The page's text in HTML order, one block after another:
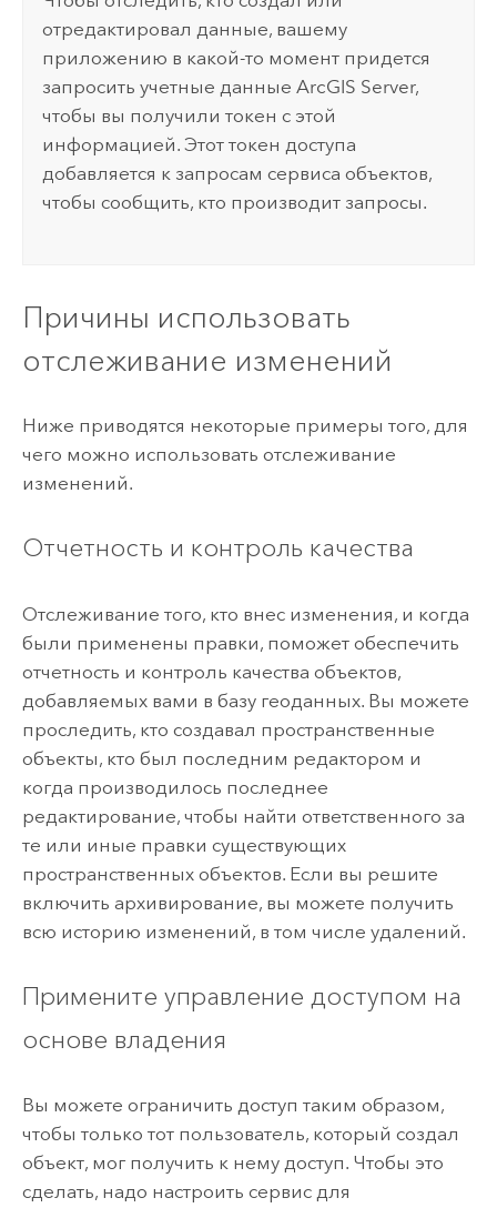
отредактировал данные, вашему
приложению в какой-то момент придется
запросить учетные данныеArcGIS Server,
чтобы вы получили токен с этой
информацией. Этот токен доступа
добавляется к запросам сервиса объектов,
чтобы сообщить, кто производит запросы.
Причины использовать
отслеживание изменений
Ниже приводятся некоторые примеры того, для
чего можно использовать отслеживание
изменений.
Отчетность и контроль качества
Отслеживание того, кто внес изменения, и когда
были применены правки, поможет обеспечить
отчетность и контроль качества объектов,
добавляемых вами в базу геоданных. Вы можете
проследить, кто создавал пространственные
объекты, кто был последним редактором и
когда производилось последнее
редактирование, чтобы найти ответственного за
те или иные правки существующих
пространственных объектов. Если вы решите
включить архивирование, вы можете получить
всю историю изменений, в том числе удалений.
Примените управление доступом на
основе владения
Вы можете ограничить доступ таким образом,
чтобы только тот пользователь, который создал
объект, мог получить к нему доступ. Чтобы это
сделать, надо настроить сервис для